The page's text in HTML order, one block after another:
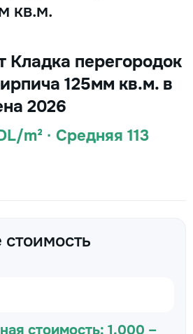
кв.м.
Кладка перегородок
125мм кв.м. в
2026
m² · Средняя 113
стоимость
стоимость: 1.000 –